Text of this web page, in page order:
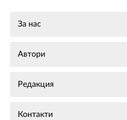
За нас
Автори
Редакция
Контакти